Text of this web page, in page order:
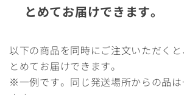
とめてお届けできます。
以下の商品を同時にご注文いただく
とめてお届けできます。
※一例です。同じ発送場所からの品